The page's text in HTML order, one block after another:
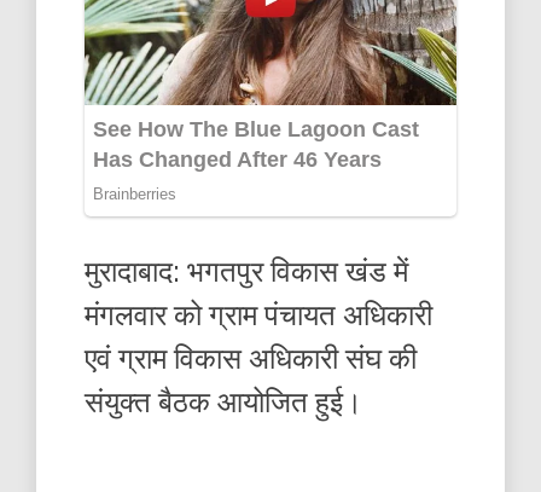
मुरादाबाद: भगतपुर विकास खंड में
मंगलवार को ग्राम पंचायत अधिकारी
एवं ग्राम विकास अधिकारी संघ की
संयुक्त बैठक आयोजित हुई।